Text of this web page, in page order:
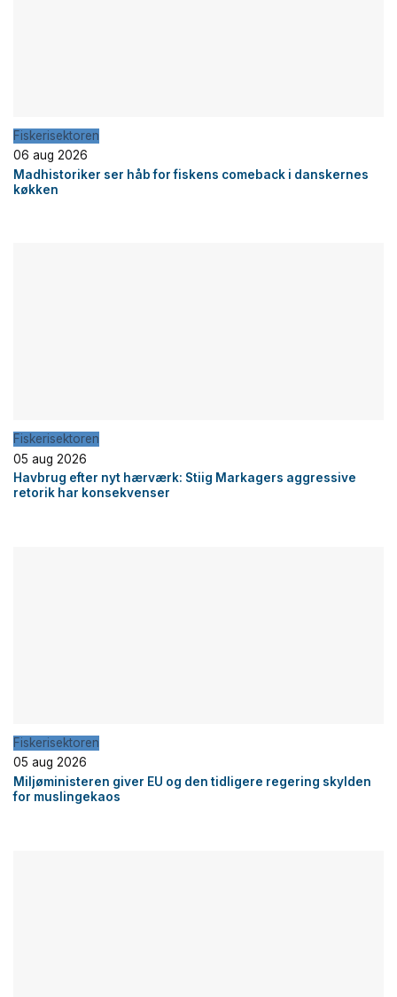
Fiskerisektoren
06 aug 2026
Madhistoriker ser håb for fiskens comeback i danskernes
køkken
Fiskerisektoren
05 aug 2026
Havbrug efter nyt hærværk: Stiig Markagers aggressive
retorik har konsekvenser
Fiskerisektoren
05 aug 2026
Miljøministeren giver EU og den tidligere regering skylden
for muslingekaos